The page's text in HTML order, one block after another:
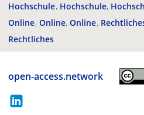
Hochschule Hochschule
Online Online Online
Rechtliches
open-access.network